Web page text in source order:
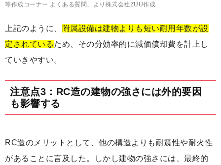
等作成コーナー よくある質問」より株式会社ZUU作成
上記のように、
附属設備は建物よりも短い耐用年数が設
定されているため、その分効率的に減価償却費を計上し
ていきやすい。
注意点3：RC造の建物の強さには外的要因
も影響する
RC造のメリットとして、他の構造よりも耐震性や耐火性
があることに言及した。しかし建物の強さには、最終的